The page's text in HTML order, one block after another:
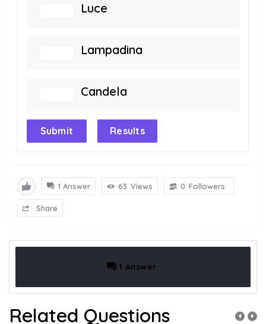
Luce
Lampadina
Candela
Submit Results
1 Answer 63 Views 0 Followers
Share
1 Answer
Related Questions